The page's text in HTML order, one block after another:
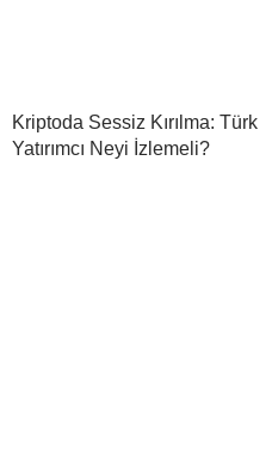
Kriptoda Sessiz Kırılma: Türk
Yatırımcı Neyi İzlemeli?